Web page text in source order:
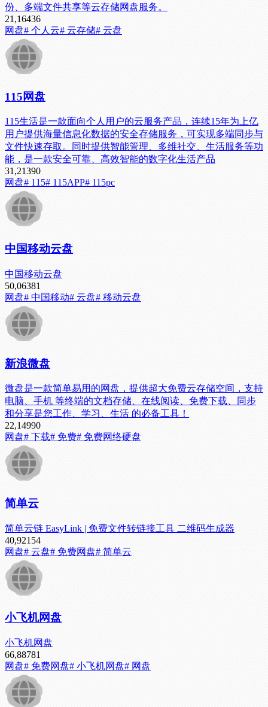
份、多端文件共享等云存储网盘服务。
21,16436
网盘# 个人云# 云存储# 云盘
115网盘
115生活是一款面向个人用户的云服务产品，连续15年为上亿
用户提供海量信息化数据的安全存储服务，可实现多端同步与
文件快速存取。同时提供智能管理、多维社交、生活服务等功
能，是一款安全可靠、高效智能的数字化生活产品
31,21390
网盘# 115# 115APP# 115pc
中国移动云盘
中国移动云盘
50,06381
网盘# 中国移动# 云盘# 移动云盘
新浪微盘
微盘是一款简单易用的网盘，提供超大免费云存储空间，支持
电脑、手机 等终端的文档存储、在线阅读、免费下载、同步
和分享是您工作、学习、生活 的必备工具！
22,14990
网盘# 下载# 免费# 免费网络硬盘
简单云
简单云链 EasyLink | 免费文件转链接工具 二维码生成器
40,921 54
网盘# 云盘# 免费网盘# 简单云
小飞机网盘
小飞机网盘
66,88781
网盘# 免费网盘# 小飞机网盘# 网盘